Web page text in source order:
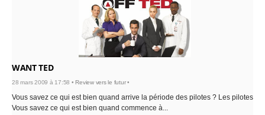
WANT TED
28 mars 2009 à 17:58 • Review vers le futur•
Vous savez ce qui est bien quand arrive la période des pilotes ? Les pilotes.
Vous savez ce qui est bien quand commence à...